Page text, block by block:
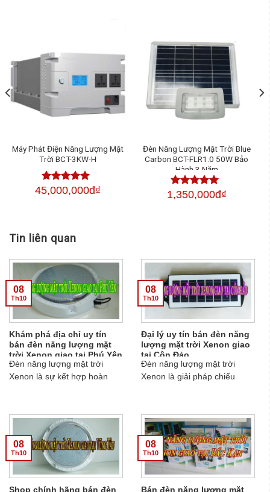
Máy Phát Điện Năng Lượng Mặt
Trời BCT-3KW-H
Được xếp
45,000,000đ₫
Đèn Năng Lượng Mặt Trời Blue
Carbon BCT-FLR1.0 50W Bảo
Hành 3 Năm
Được xếp
1,350,000đ₫
Tin liên quan
Khám phá địa chỉ uy tín
bán đèn năng lượng mặt
trời Xenon giao tại Phú Yên
Đèn năng lượng mặt trời
Xenon là sự kết hợp hoàn
giải pháp chiếu sáng hiện đại
cho thời đại mới. Nếu quý
khách đang tìm kiếm địa chỉ
uy tín bán đèn năng lượng
mặt trời Xenon giao tại Phú
Yên, hãy liên hệ ngay với Ánh
08
Th10
Đại lý uy tín bán đèn năng
lượng mặt trời Xenon giao
tại Côn Đảo
Đèn năng lượng mặt trời
Xenon là giải pháp chiếu
dùng Việt Nam lựa chọn
trong những năm gần đây.
Trong đó phong trào sử dụng
đèn năng lượng đang phát
triển mạnh mẽ tại tất cả các
khu vực ở Côn Đảo. Vậy đâu
08
Th10
Shop chính hãng bán đèn
08
Th10
Bán đèn năng lượng mặt
08
Th10